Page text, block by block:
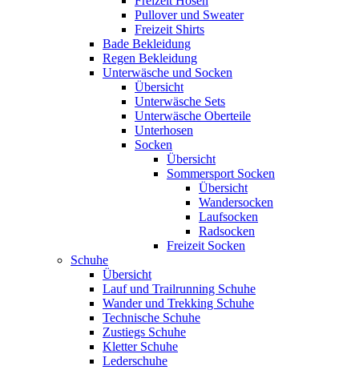
Pullover und Sweater
Freizeit Shirts
Bade Bekleidung
Regen Bekleidung
Unterwäsche und Socken
Übersicht
Unterwäsche Sets
Unterwäsche Oberteile
Unterhosen
Socken
Übersicht
Sommersport Socken
Übersicht
Wandersocken
Laufsocken
Radsocken
Freizeit Socken
Schuhe
Übersicht
Lauf und Trailrunning Schuhe
Wander und Trekking Schuhe
Technische Schuhe
Zustiegs Schuhe
Kletter Schuhe
Lederschuhe